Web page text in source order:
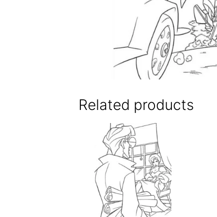
Related products